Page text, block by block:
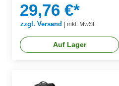
29,76 €*
zzgl. Versand inkl. MwSt.
Auf Lager